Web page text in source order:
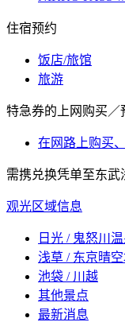
住宿预约
饭店/旅馆
旅游
特急券的上网购买／
在网路上购买
需携兑换凭单至东武
观光区域信息
日光 / 鬼怒川
浅草 / 东京晴
池袋 / 川越
其他景点
最新消息